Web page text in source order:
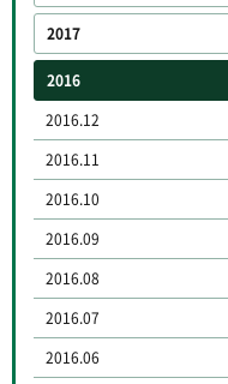
2017
2016
2016.12
2016.11
2016.10
2016.09
2016.08
2016.07
2016.06